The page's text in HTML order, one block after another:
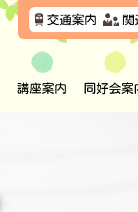
交通案内 関
講座案内 同好会案